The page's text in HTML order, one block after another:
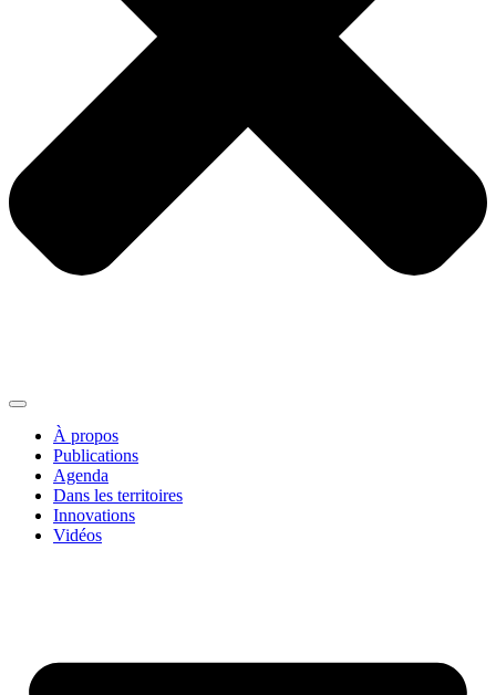
À propos
Publications
Agenda
Dans les territoires
Innovations
Vidéos